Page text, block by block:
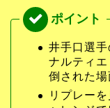
井手口選
ナルティ
倒された場
リプレー